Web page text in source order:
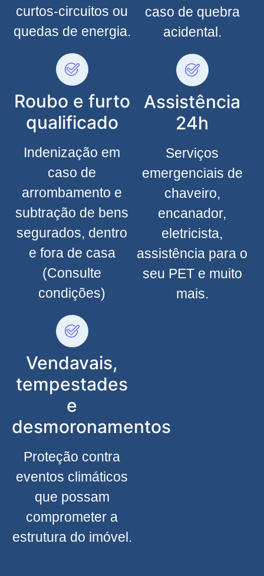
curtos-circuitos ou
quedas de energia.
Roubo e furto
qualificado
Indenização em
caso de
arrombamento e
subtração de bens
segurados, dentro
e fora de casa
(Consulte
condições)
Vendavais,
tempestades
e
desmoronamentos
Proteção contra
eventos climáticos
que possam
comprometer a
estrutura do imóvel.
caso de quebra
acidental.
Assistência
24h
Serviços
emergenciais de
chaveiro,
encanador,
eletricista,
assistência para o
seu PET e muito
mais.